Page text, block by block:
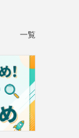
一覧